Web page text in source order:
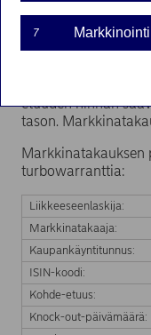
09-11-2017 16:42
turbowarrantin
etuuden hinnan
tason.
Markkinatakauksen
turbowarranttia:
Liikkeeseenlaskija:
Markkinatakaaja:
Kaupankäyntitunnus:
ISIN-koodi:
Kohde-etuus:
Knock-out-päivämäärä:
7 Markkinointi